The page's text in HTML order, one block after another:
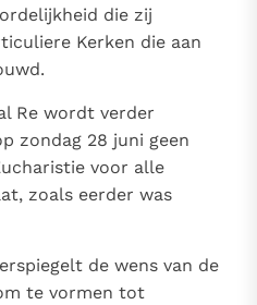
die zij
Kerken die aan
Re wordt verder
zondag 28 juni geen
voor alle
zoals eerder was
de wens van de
te vormen tot